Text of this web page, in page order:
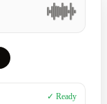
✓ Ready